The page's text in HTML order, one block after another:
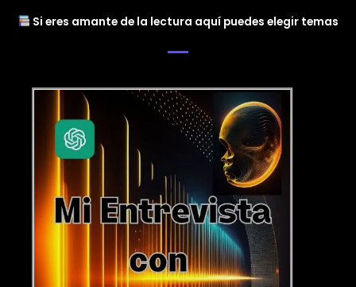
Si eres amante de la lectura aquí puedes elegir temas